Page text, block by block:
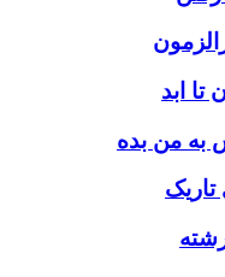
تا ابد
به من بده
تاریک